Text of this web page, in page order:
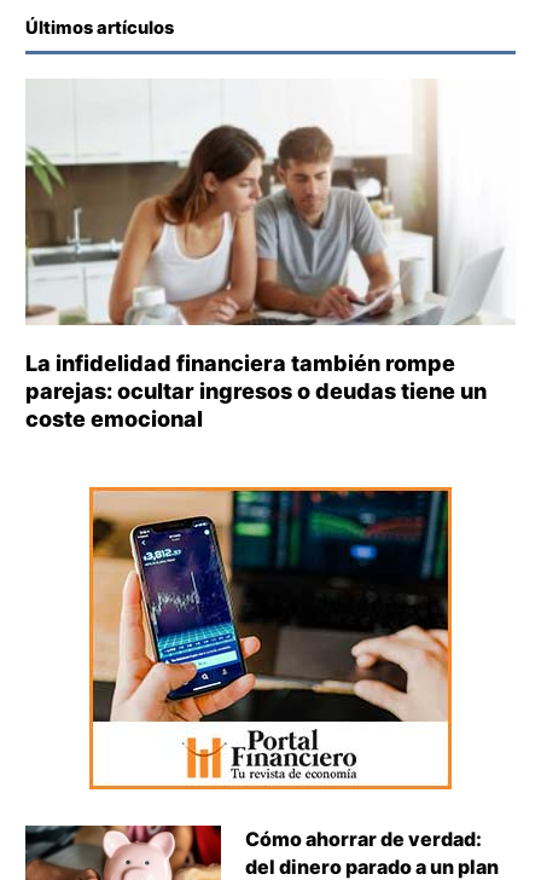
Últimos artículos
La infidelidad financiera también rompe
parejas: ocultar ingresos o deudas tiene un
coste emocional
Cómo ahorrar de verdad:
del dinero parado a un plan